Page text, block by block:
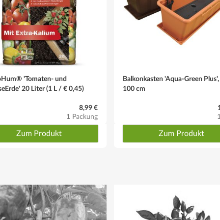
oder Gemüsedünger kann Verwendung finden
zu vermeiden ist
'Tomaten- und
20 Liter (1 L / € 0,45)
8,99 €
1 Packung
Zum Produkt
Balkonkasten 'Aqua-Green
100 cm
Zum Produkt